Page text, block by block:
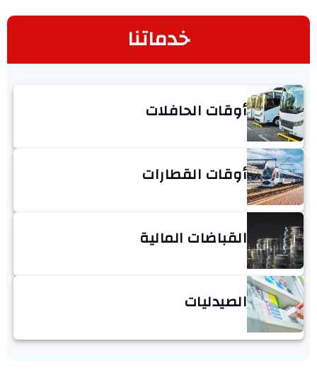
خدماتنا
أوقات الحافلات
أوقات القطارات
القباضات المالية
الصيدليات